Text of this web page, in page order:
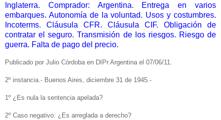
Inglaterra. Comprador: Argentina. Entrega en varios
embarques. Autonomía de la voluntad. Usos y costumbres.
Incoterms. Cláusula CFR. Cláusula CIF. Obligación de
contratar el seguro. Transmisión de los riesgos. Riesgo de
guerra. Falta de pago del precio.
Publicado por Julio Córdoba en DIPr Argentina el 07/06/11.
2º instancia.- Buenos Aires, diciembre 31 de 1945.-
1º ¿Es nula la sentencia apelada?
2º Caso negativo: ¿Es arreglada a derecho?